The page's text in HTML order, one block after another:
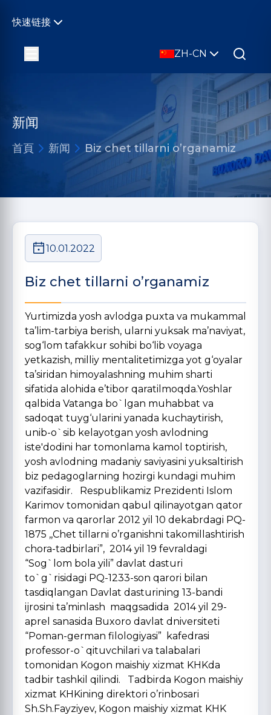
快速链接
ZH-CN
新闻
首頁 新闻 Biz chet tillarni o’rganamiz
10.01.2022
Biz chet tillarni o’rganamiz
Yurtimizda yosh avlodga puxta va mukammal
ta’lim-tarbiya berish, ularni yuksak ma’naviyat,
sog‘lom tafakkur sohibi bo‘lib voyaga
yetkazish, milliy mentalitetimizga yot g‘oyalar
ta’siridan himoyalashning muhim sharti
sifatida alohida e’tibor qaratilmoqda.Yoshlar
qalbida Vatanga bo`lgan muhabbat va
sadoqat tuyg‘ularini yanada kuchaytirish,
unib-o`sib kelayotgan yosh avlodning
iste'dodini har tomonlama kamol toptirish,
yosh avlodning madaniy saviyasini yuksaltirish
biz pedagoglarning hozirgi kundagi muhim
vazifasidir. Respublikamiz Prezidenti Islom
Karimov tomonidan qabul qilinayotgan qator
farmon va qarorlar 2012 yil 10 dekabrdagi PQ-
1875 ,,Chet tillarni o’rganishni takomillashtirish
chora-tadbirlari”, 2014 yil 19 fevraldagi
“Sog`lom bola yili” davlat dasturi
to`g`risidagi PQ-1233-son qarori bilan
tasdiqlangan Davlat dasturining 13-bandi
ijrosini ta’minlash maqgsadida 2014 yil 29-
aprel sanasida Buxoro davlat dniversiteti
“Poman-german filologiyasi” kafedrasi
professor-o`qituvchilari va talabalari
tomonidan Kogon maishiy xizmat KHKda
tadbir tashkil qilindi. Tadbirda Kogon maishiy
xizmat KHKining direktori o’rinbosari
Sh.Sh.Fayziyev, Kogon maishiy xizmat KHK